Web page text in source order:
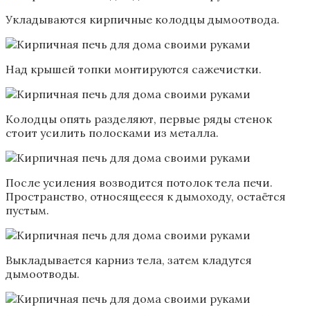
Укладываются кирпичные колодцы дымоотвода.
Над крышей топки монтируются сажечистки.
Колодцы опять разделяют, первые ряды стенок
стоит усилить полосками из металла.
После усиления возводится потолок тела печи.
Пространство, относящееся к дымоходу, остаётся
пустым.
Выкладывается карниз тела, затем кладутся
дымоотводы.